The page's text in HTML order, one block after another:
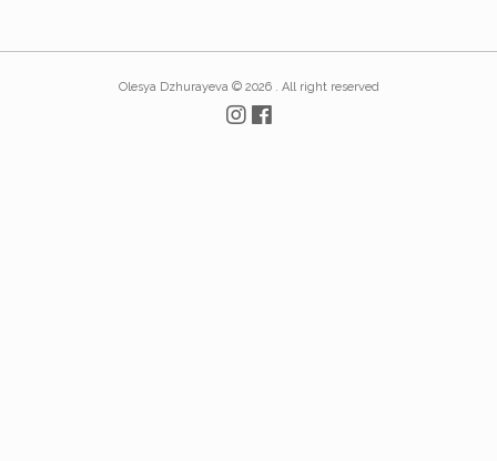
Olesya Dzhurayeva © 2026 . All right reserved